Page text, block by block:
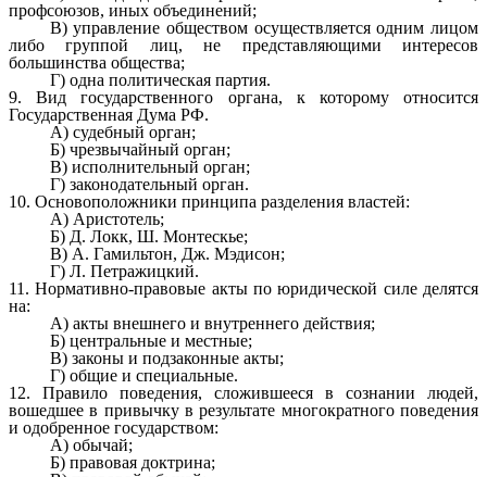
профсоюзов, иных объединений;
В) управление обществом осуществляется одним лицом
либо группой лиц, не представляющими интересов
большинства общества;
Г) одна политическая партия.
9. Вид государственного органа, к которому относится
Государственная Дума РФ.
А) судебный орган;
Б) чрезвычайный орган;
В) исполнительный орган;
Г) законодательный орган.
10. Основоположники принципа разделения властей:
А) Аристотель;
Б) Д. Локк, Ш. Монтескье;
В) А. Гамильтон, Дж. Мэдисон;
Г) Л. Петражицкий.
11. Нормативно-правовые акты по юридической силе делятся
на:
А) акты внешнего и внутреннего действия;
Б) центральные и местные;
В) законы и подзаконные акты;
Г) общие и специальные.
12. Правило поведения, сложившееся в сознании людей,
вошедшее в привычку в результате многократного поведения
и одобренное государством:
А) обычай;
Б) правовая доктрина;